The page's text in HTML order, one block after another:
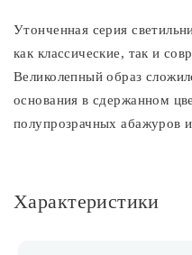
Утонченная серия
как классические, так и
Великолепный образ
основания в сдержанном
полупрозрачных абажуров
Характеристики